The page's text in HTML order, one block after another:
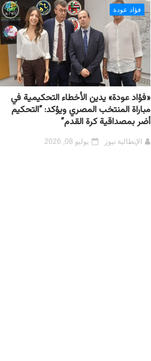
فؤاد عودة
«فؤاد عودة» يدين الأخطاء التحكيمية في
مباراة المنتخب المصري ويؤكد: “التحكيم
أضر بمصداقية كرة القدم”
الإيطالية نيوز يوليو 08, 2026